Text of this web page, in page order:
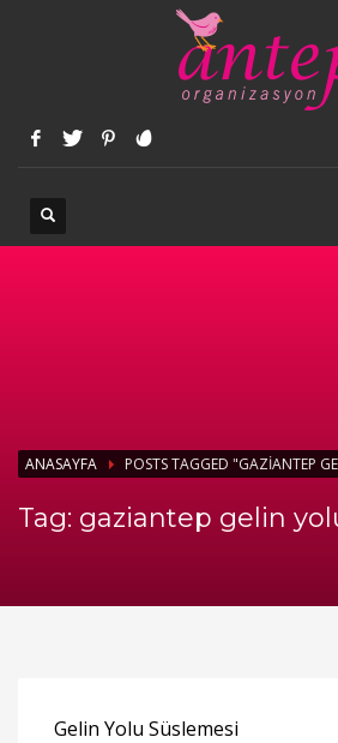
ANASAYFA POSTS TAGGED "GAZIANTEP
Tag: gaziantep gelin
Gelin Yolu Süslemesi